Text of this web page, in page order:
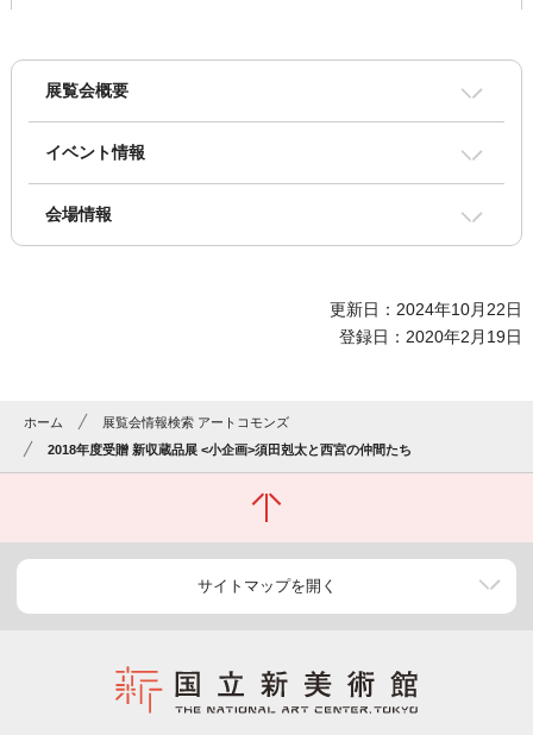
展覧会概要
イベント情報
会場情報
更新日：2024年10月22日
登録日：2020年2月19日
ホーム
展覧会情報検索 アートコモンズ
2018年度受贈 新収蔵品展 <小企画>須田剋太と西宮の仲間たち
サイトマップを開く